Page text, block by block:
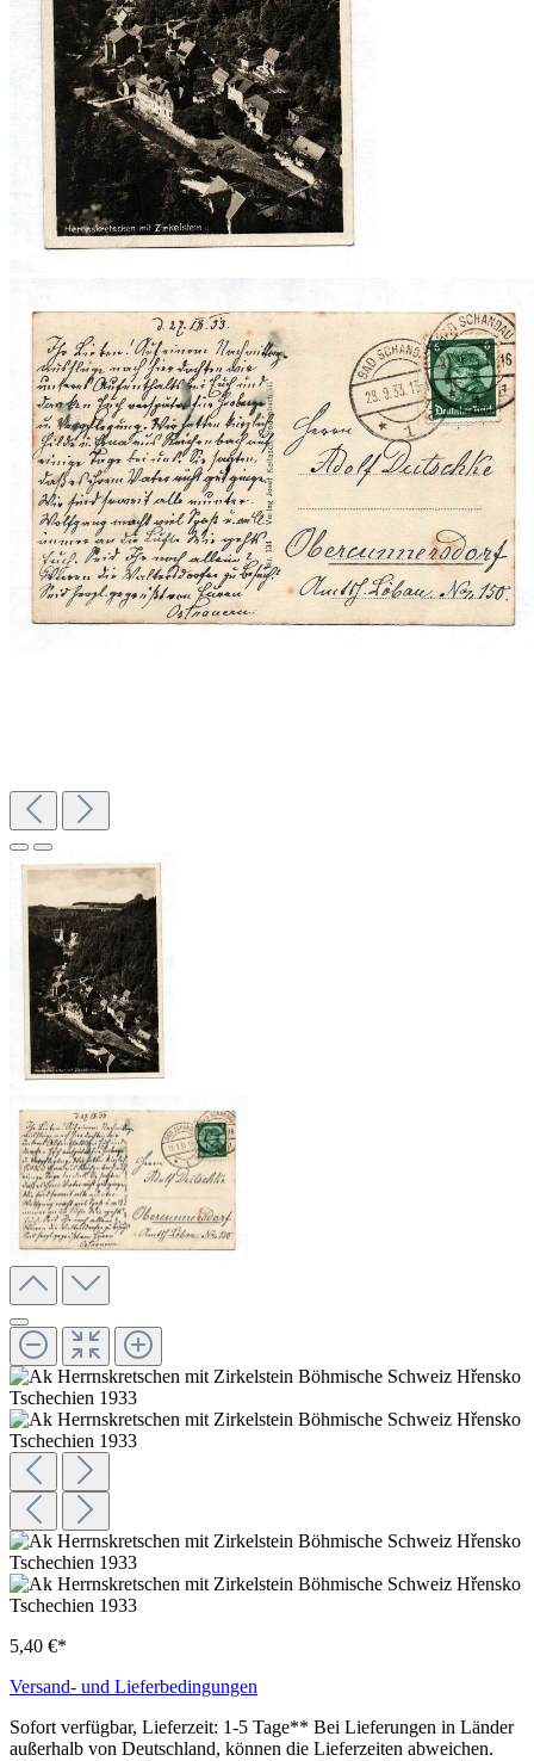
5,40 €*
Versand- und Lieferbedingungen
Sofort verfügbar, Lieferzeit: 1-5 Tage** Bei Lieferungen in Länder
außerhalb von Deutschland, können die Lieferzeiten abweichen.